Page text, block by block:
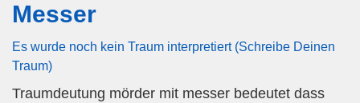
Messer
Es wurde noch kein Traum interpretiert (Schreibe Deinen
Traum)
Traumdeutung mörder mit messer bedeutet dass